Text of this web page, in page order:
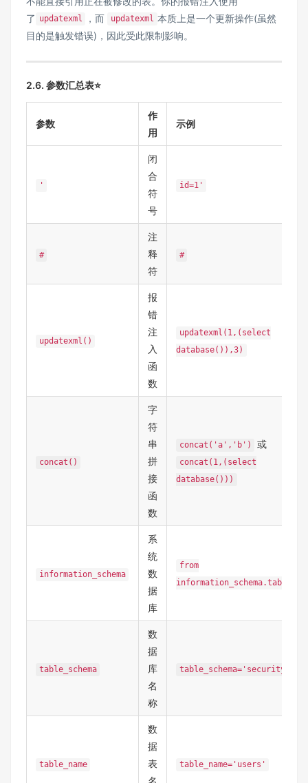
了 updatexml ，而 updatexml 本质上是一个​更新操作​​(虽然
目的是触发错误)，因此受此限制影响。
2.6. 参数汇总表⭐
参数
作
用
示例
'
闭
合
符
号
id=1'
#
注
释
符
#
updatexml()
报
错
注
入
函
数
updatexml(1,(select
database()),3)
concat()
字
符
串
拼
接
函
数
concat('a','b') 或
concat(1,(select
database()))
information_schema
系
统
数
据
库
from
information_schema.tables
table_schema
数
据
库
名
称
table_schema='security'
table_name
数
据
表
table_name='users'